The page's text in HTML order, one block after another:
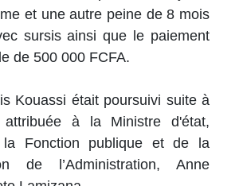
et une autre peine de 8 mois
sursis ainsi que le paiement
de 500 000 FCFA.
Kouassi était poursuivi suite à
attribuée à la Ministre d'état,
la Fonction publique et de la
de l’Administration, Anne